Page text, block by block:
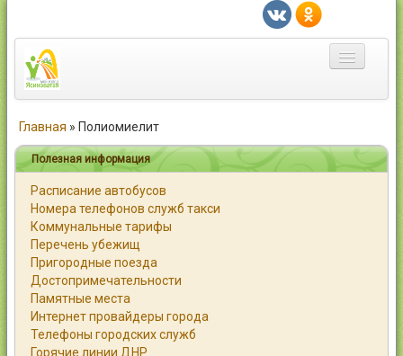
Город
Статьи
Каталог
Справочник
Работа
Объявления
Главная » Полиомиелит
Полезная информация
Расписание автобусов
Номера телефонов служб такси
Коммунальные тарифы
Перечень убежищ
Пригородные поезда
Достопримечательности
Памятные места
Интернет провайдеры города
Телефоны городских служб
Горячие линии ДНР